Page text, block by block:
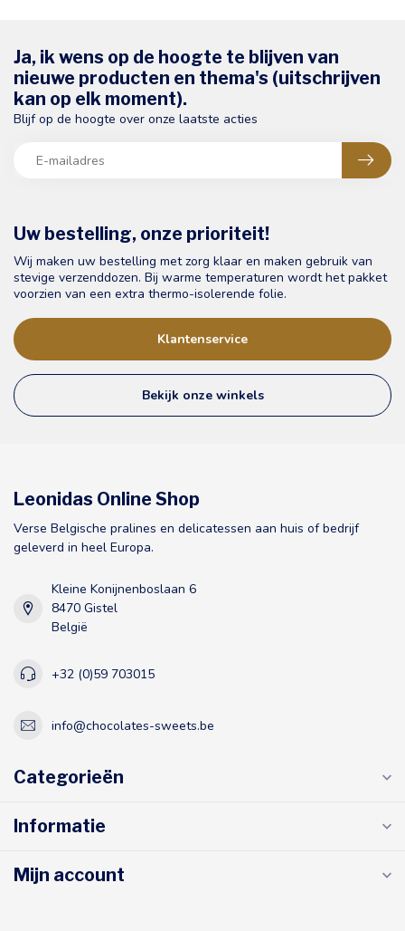
Uw bestelling, onze prioriteit!
Wij maken uw bestelling met zorg klaar en maken gebruik van
stevige verzenddozen. Bij warme temperaturen wordt het pakket
voorzien van een extra thermo-isolerende folie.
Klantenservice
Bekijk onze winkels
Ja, ik wens op de hoogte te blijven van
nieuwe producten en thema's (uitschrijven
kan op elk moment).
Blijf op de hoogte over onze laatste acties
Leonidas Online Shop
Verse Belgische pralines en delicatessen aan huis of bedrijf
geleverd in heel Europa.
Kleine Konijnenboslaan 6
8470 Gistel
België
+32 (0)59 703015
info@chocolates-sweets.be
Categorieën
Informatie
Mijn account